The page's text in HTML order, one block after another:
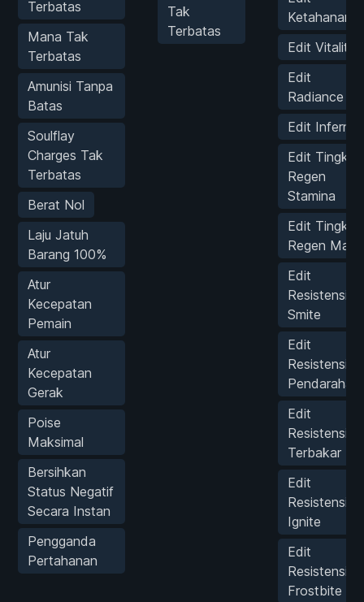
Terbatas
Mana Tak
Terbatas
Amunisi Tanpa
Batas
Soulflay
Charges Tak
Terbatas
Berat Nol
Laju Jatuh
Barang 100%
Atur
Kecepatan
Pemain
Atur
Kecepatan
Gerak
Poise
Maksimal
Bersihkan
Status Negatif
Secara Instan
Pengganda
Pertahanan
Tak
Terbatas
Ketahanan
Edit Vitalitas
Edit
Radiance
Edit Inferno
Edit Tingkat
Regen
Stamina
Edit Tingkat
Regen Mana
Edit
Resistensi
Smite
Edit
Resistensi
Pendarahan
Edit
Resistensi
Terbakar
Edit
Resistensi
Ignite
Edit
Resistensi
Frostbite